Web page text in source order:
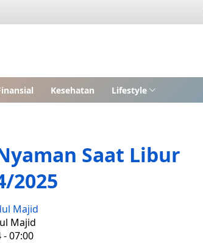
Kesehatan Lifestyle
Saat Libur
2025
Majid
Majid
- 07:00